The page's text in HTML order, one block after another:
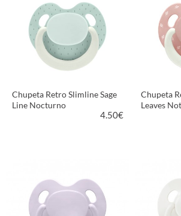
Chupeta Retro Slimline Sage
Line Nocturno
4.50€
Chupeta
Leaves